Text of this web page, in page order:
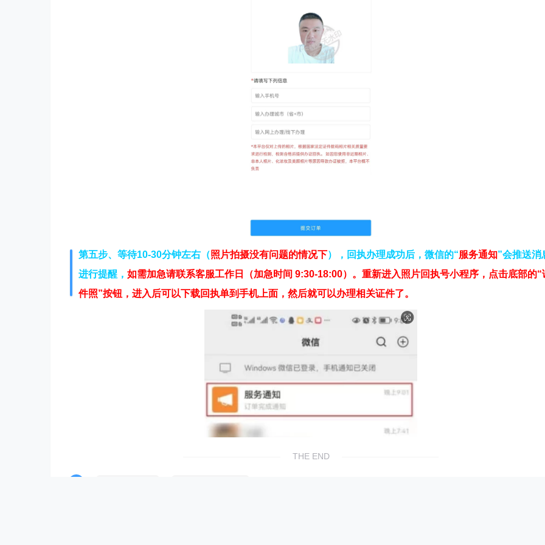
第五步、等待10-30分钟左右（照片拍摄没有问题的情况下），回执办理成功后，微信的“服务通知”会推送消
进行提醒， 如需加急请联系客服工作日（加急时间 9:30-18:00）。重新进入照片回执号小程序，点击底部的“
件照”按钮，进入后可以下载回执单到手机上面，然后就可以办理相关证件了。
THE END